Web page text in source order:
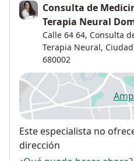
Consulta de
Terapia Neural
Calle 64 64, Consulta
Terapia Neural,
680002
Disponibilidad
Este especialista no
dirección